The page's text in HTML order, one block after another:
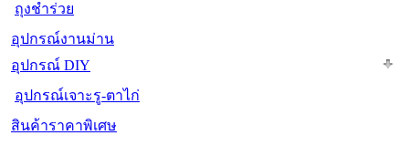
ถุงชำร่วย
อุปกรณ์งานม่าน
อุปกรณ์ DIY
อุปกรณ์เจาะรู-ตาไก่
สินค้าราคาพิเศษ